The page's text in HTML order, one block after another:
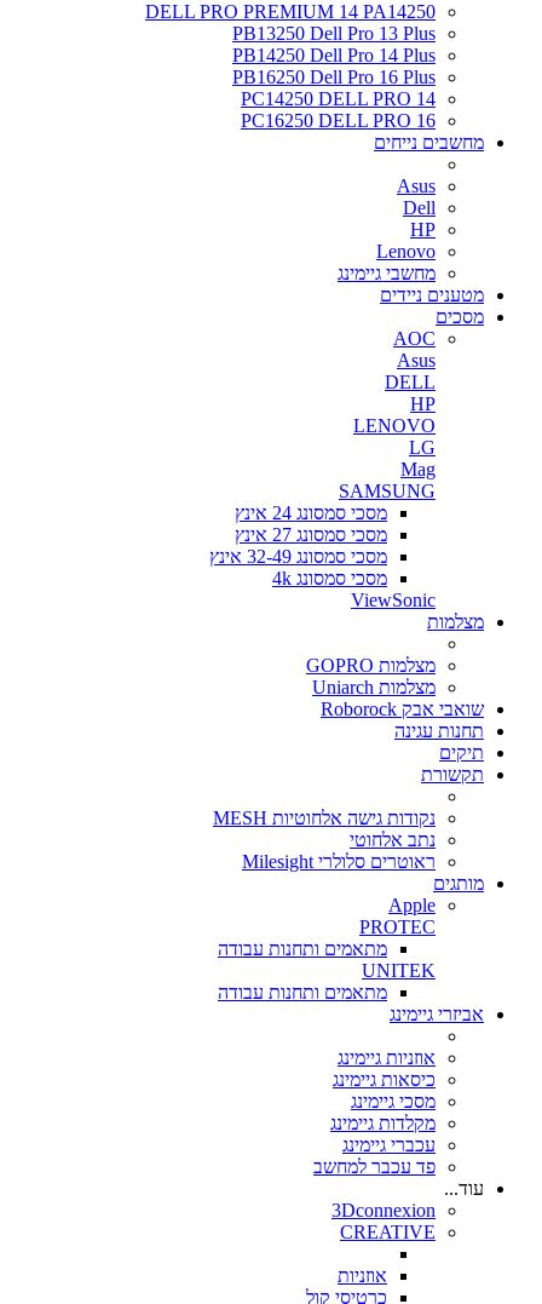
DELL PRO PREMIUM 14 PA14250
PB13250 Dell Pro 13 Plus
PB14250 Dell Pro 14 Plus
PB16250 Dell Pro 16 Plus
PC14250 DELL PRO 14
PC16250 DELL PRO 16
מחשבים נייחים
Asus
Dell
HP
Lenovo
מחשבי גיימינג
מטענים ניידים
מסכים
AOC
Asus
DELL
HP
LENOVO
LG
Mag
SAMSUNG
מסכי סמסונג 24 אינץ
מסכי סמסונג 27 אינץ
מסכי סמסונג 32-49 אינץ
מסכי סמסונג 4k
ViewSonic
מצלמות
מצלמות GOPRO
מצלמות Uniarch
שואבי אבק Roborock
תחנות עגינה
תיקים
תקשורת
נקודות גישה אלחוטיות MESH
נתב אלחוטי
ראוטרים סלולרי Milesight
מותגים
Apple
PROTEC
מתאמים ותחנות עבודה
UNITEK
מתאמים ותחנות עבודה
אביזרי גיימינג
אוזניות גיימינג
כיסאות גיימינג
מסכי גיימינג
מקלדות גיימינג
עכברי גיימינג
פד עכבר למחשב
עוד...
3Dconnexion
CREATIVE
אוזניות
כרטיסי קול